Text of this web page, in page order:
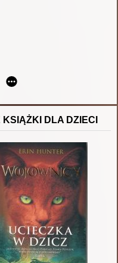
DLA DZIECI